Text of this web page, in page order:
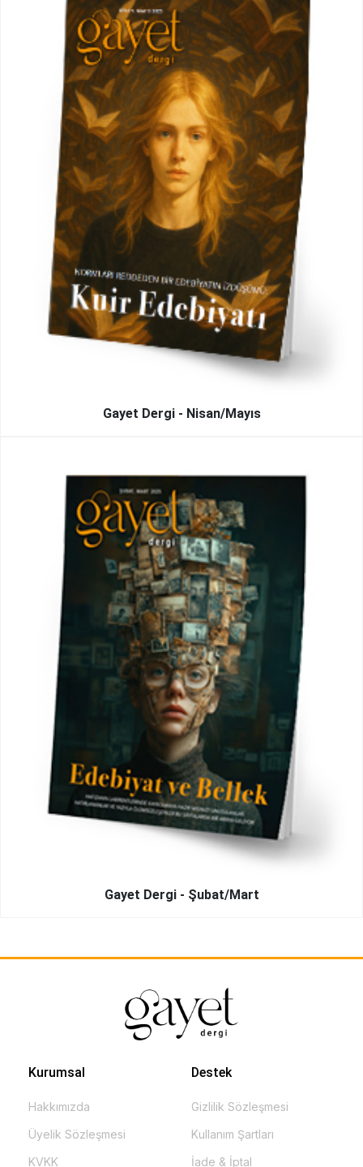
Gayet Dergi - Nisan/Mayıs
Gayet Dergi - Şubat/Mart
Kurumsal
Hakkımızda
Üyelik Sözleşmesi
KVKK
Destek
Gizlilik Sözleşmesi
Kullanım Şartları
İade & İptal